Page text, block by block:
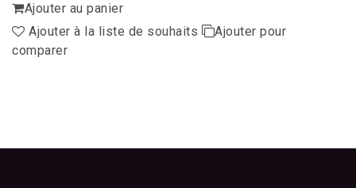
Ajouter au panier
Ajouter à la liste de souhaits
Ajouter pour
comparer